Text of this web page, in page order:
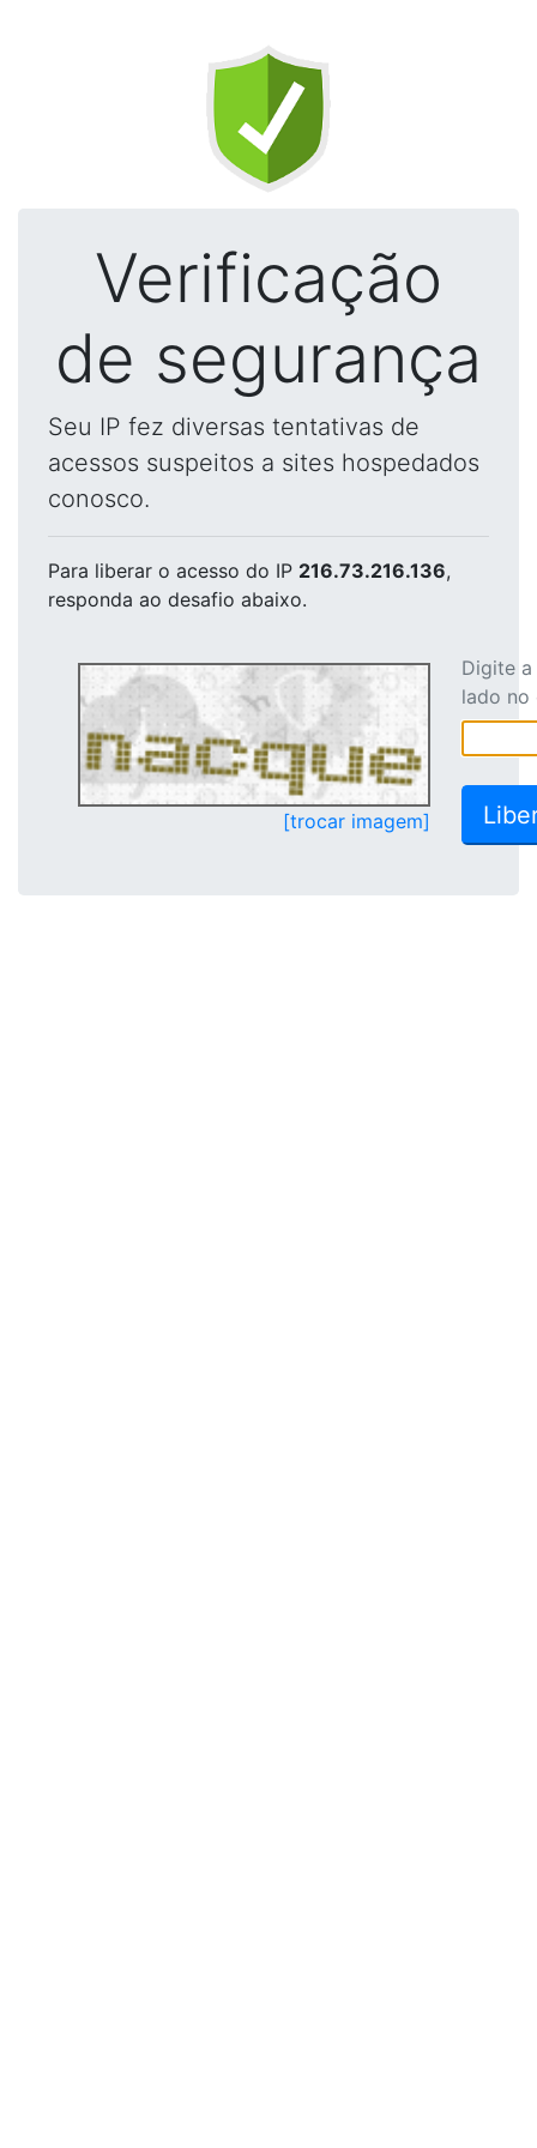
Verificação
de segurança
Seu IP fez diversas tentativas de
acessos suspeitos a sites hospedados
conosco.
Para liberar o acesso do IP 216.73.216.136,
responda ao desafio abaixo.
[trocar imagem]
Digite
lado no